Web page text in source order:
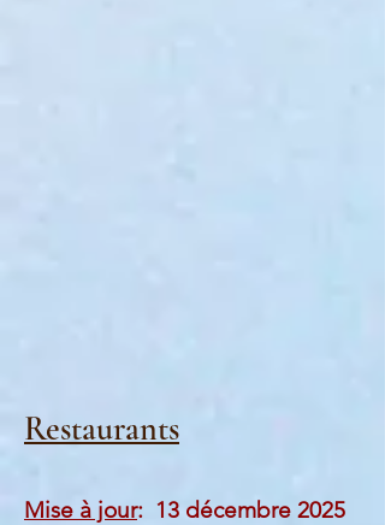
Restaurants
Mise à jour: 13 décembre 2025